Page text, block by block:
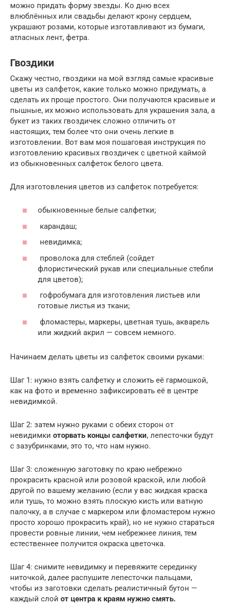
можно придать форму звезды. Ко дню всех
влюблённых или свадьбы делают крону сердцем,
украшают розами, которые изготавливают из бумаги,
атласных лент, фетра.
Гвоздики
Скажу честно, гвоздики на мой взгляд самые красивые
цветы из салфеток, какие только можно придумать, а
сделать их проще простого. Они получаются красивые и
пышные, их можно использовать для украшения зала, а
букет из таких гвоздичек сложно отличить от
настоящих, тем более что они очень легкие в
изготовлении. Вот вам моя пошаговая инструкция по
изготовлению красивых гвоздичек с цветной каймой
из обыкновенных салфеток белого цвета.
Для изготовления цветов из салфеток потребуется:
обыкновенные белые салфетки;
карандаш;
невидимка;
проволока для стеблей (сойдет
флористический рукав или специальные стебли
для цветов);
гофробумага для изготовления листьев или
готовые листья из ткани;
фломастеры, маркеры, цветная тушь, акварель
или жидкий акрил — совсем немного.
Начинаем делать цветы из салфеток своими руками:
Шаг 1: нужно взять салфетку и сложить её гармошкой,
как на фото и временно зафиксировать её в центре
невидимкой.
Шаг 2: затем нужно руками с обеих сторон от
невидимки оторвать концы салфетки, лепесточки будут
с зазубринками, это то, что нам нужно.
Шаг 3: сложенную заготовку по краю небрежно
прокрасить красной или розовой краской, или любой
другой по вашему желанию (если у вас жидкая краска
или тушь, то можно взять плоскую кисть или ватную
палочку, а в случае с маркером или фломастером нужно
просто хорошо прокрасить край), но не нужно стараться
провести ровные линии, чем небрежнее линия, тем
естественнее получится окраска цветочка.
Шаг 4: снимите невидимку и перевяжите серединку
ниточкой, далее распушите лепесточки пальцами,
чтобы из заготовки сделать реалистичный бутон —
каждый слой от центра к краям нужно смять.